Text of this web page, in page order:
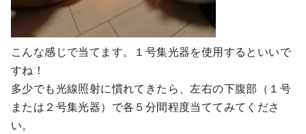
こんな感じで当てます。１号集光器を使用するといいで
すね！
多少でも光線照射に慣れてきたら、左右の下腹部（１号
または２号集光器）で各５分間程度当ててみてくださ
い。